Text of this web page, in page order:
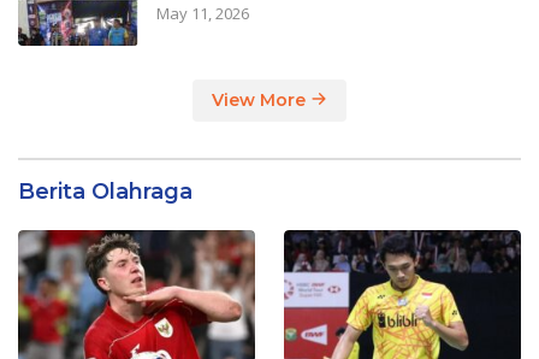
May 11, 2026
View More
Berita Olahraga